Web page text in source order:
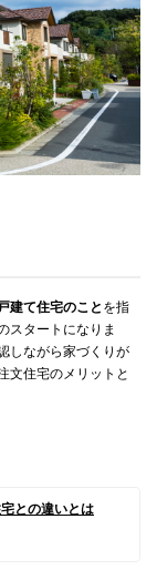
建て住宅のこと を指
スタートになりま
しながら家づくりが
文住宅のメリットと
との違いとは